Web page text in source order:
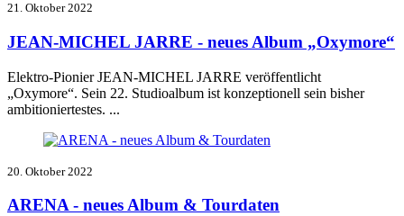
21. Oktober 2022
JEAN-MICHEL JARRE - neues Album „Oxymore“
Elektro-Pionier JEAN-MICHEL JARRE veröffentlicht
„Oxymore“. Sein 22. Studioalbum ist konzeptionell sein bisher
ambitioniertestes. ...
20. Oktober 2022
ARENA - neues Album & Tourdaten